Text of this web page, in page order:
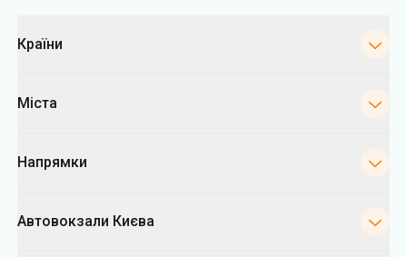
Країни
Міста
Напрямки
Автовокзали Києва